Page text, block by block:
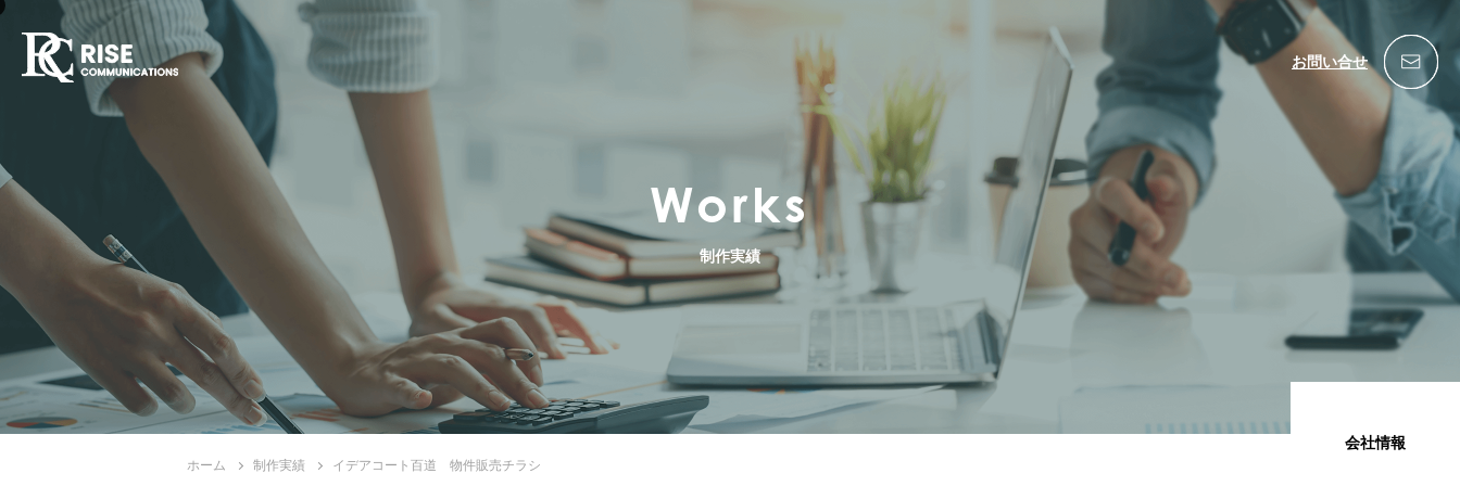
お問い合せ
会社情報
Works
制作実績
ホーム 制作実績 イデアコート百道 物件販売チラシ